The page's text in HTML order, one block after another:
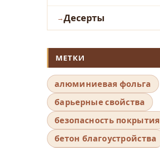
Десерты
МЕТКИ
алюминиевая фольга
барьерные свойства
безопасность покрытия
бетон благоустройства